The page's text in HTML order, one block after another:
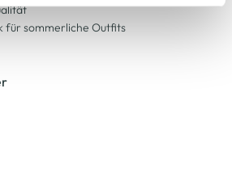
derDatenschutzerklärung.
für sommerliche Outfits